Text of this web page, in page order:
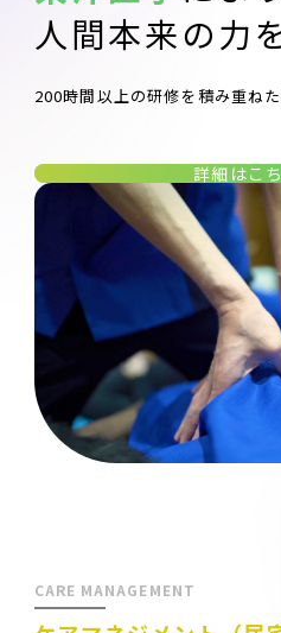
人間本来の力
200時間以上の研修を積み重ね
詳細はこ
CARE MANAGEMENT